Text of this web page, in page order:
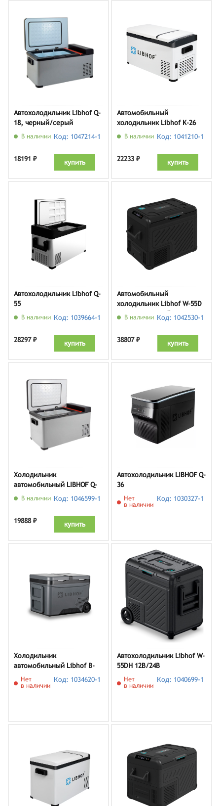
Автохолодильник Libhof Q-
18, черный/серый
В наличии Код: 1047214-1
18191 ₽ купить
Автомобильный
холодильник Libhof K-26
12В/24В
В наличии Код: 1041210-1
22233 ₽ купить
Автохолодильник Libhof Q-
55
В наличии Код: 1039664-1
28297 ₽ купить
Автомобильный
холодильник Libhof W-55D
12В/24В, черный
В наличии Код: 1042530-1
38807 ₽ купить
Холодильник
автомобильный LIBHOF Q-
В наличии Код: 1046599-1
19888 ₽ купить
Автохолодильник LIBHOF Q-
36
Нет
в наличии
Код: 1030327-1
Холодильник
автомобильный Libhof B-
35HНет
в наличии
Код: 1034620-1
Автохолодильник Libhof W-
55DH 12В/24В
Нет
в наличии
Код: 1040699-1